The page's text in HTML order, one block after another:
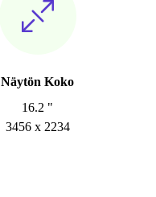
Näytön Koko
16.2 "
3456 x 2234